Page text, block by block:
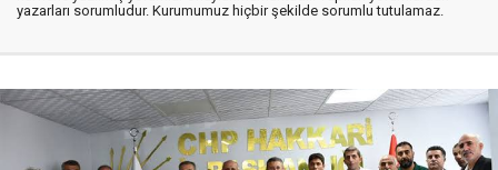
yazarları sorumludur. Kurumumuz hiçbir şekilde sorumlu tutulamaz.